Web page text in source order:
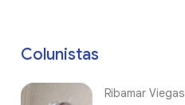
Colunistas
Ribamar Viegas